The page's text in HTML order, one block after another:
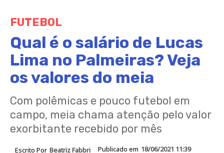
FUTEBOL
Qual é o salário de Lucas
Lima no Palmeiras? Veja
os valores do meia
Com polêmicas e pouco futebol em
campo, meia chama atenção pelo valor
exorbitante recebido por mês
Escrito Por Beatriz Fabbri Publicado em 18/06/2021 11:39